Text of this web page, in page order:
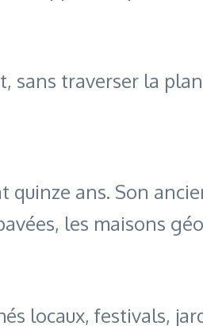
sans traverser la
ans. Son
les maisons
locaux, festivals,